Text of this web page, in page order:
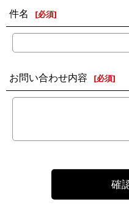
件名 [必須]
お問い合わせ内容 [必須]
確